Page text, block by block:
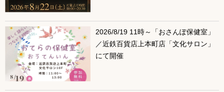
2026/8/19 11時～「おさんぽ保健室」
／近鉄百貨店上本町店「文化サロン」
にて開催